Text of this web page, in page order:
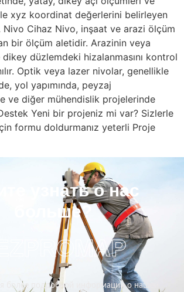
xyz koordinat değerlerini belirleyen
Cihaz Nivo, inşaat ve arazi ölçüm
bir ölçüm aletidir. Arazinin veya
dikey düzlemdeki hizalanmasını kontrol
Optik veya lazer nivolar, genellikle
yol yapımında, peyzaj
ve diğer mühendislik projelerinde
Yeni bir projeniz mi var? Sizlerle
formu doldurmanız yeterli Proje
узнать о нас
больше?
более подробной информации о нашей